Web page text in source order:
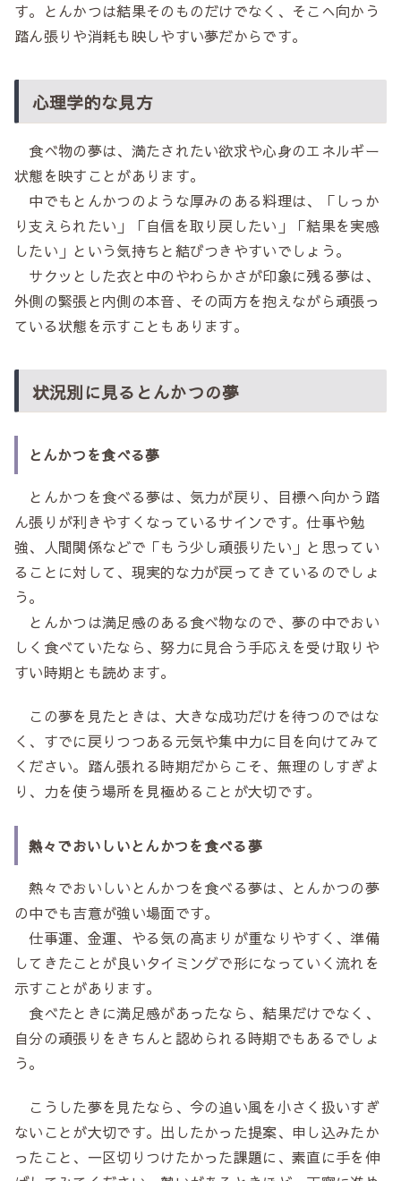
す。とんかつは結果そのものだけでなく、そこへ向かう
踏ん張りや消耗も映しやすい夢だからです。
心理学的な見方
食べ物の夢は、満たされたい欲求や心身のエネルギー
状態を映すことがあります。
中でもとんかつのような厚みのある料理は、「しっか
り支えられたい」「自信を取り戻したい」「結果を実感
したい」という気持ちと結びつきやすいでしょう。
サクッとした衣と中のやわらかさが印象に残る夢は、
外側の緊張と内側の本音、その両方を抱えながら頑張っ
ている状態を示すこともあります。
状況別に見るとんかつの夢
とんかつを食べる夢
とんかつを食べる夢は、気力が戻り、目標へ向かう踏
ん張りが利きやすくなっているサインです。仕事や勉
強、人間関係などで「もう少し頑張りたい」と思ってい
ることに対して、現実的な力が戻ってきているのでしょ
う。
とんかつは満足感のある食べ物なので、夢の中でおい
しく食べていたなら、努力に見合う手応えを受け取りや
すい時期とも読めます。
この夢を見たときは、大きな成功だけを待つのではな
く、すでに戻りつつある元気や集中力に目を向けてみて
ください。踏ん張れる時期だからこそ、無理のしすぎよ
り、力を使う場所を見極めることが大切です。
熱々でおいしいとんかつを食べる夢
熱々でおいしいとんかつを食べる夢は、とんかつの夢
の中でも吉意が強い場面です。
仕事運、金運、やる気の高まりが重なりやすく、準備
してきたことが良いタイミングで形になっていく流れを
示すことがあります。
食べたときに満足感があったなら、結果だけでなく、
自分の頑張りをきちんと認められる時期でもあるでしょ
う。
こうした夢を見たなら、今の追い風を小さく扱いすぎ
ないことが大切です。出したかった提案、申し込みたか
ったこと、一区切りつけたかった課題に、素直に手を伸